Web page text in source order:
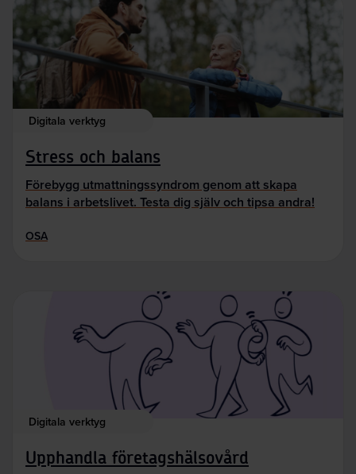
Digitala verktyg
Stress och balans
Förebygg utmattningssyndrom genom att skapa
balans i arbetslivet. Testa dig själv och tipsa andra!
OSA
Digitala verktyg
Upphandla företagshälsovård